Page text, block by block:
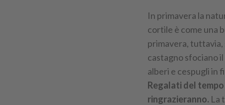
In primavera la
cortile è come una
primavera, tuttavia,
castagno sfociano
alberi e cespugli in
Regalati del
ringrazieranno. La